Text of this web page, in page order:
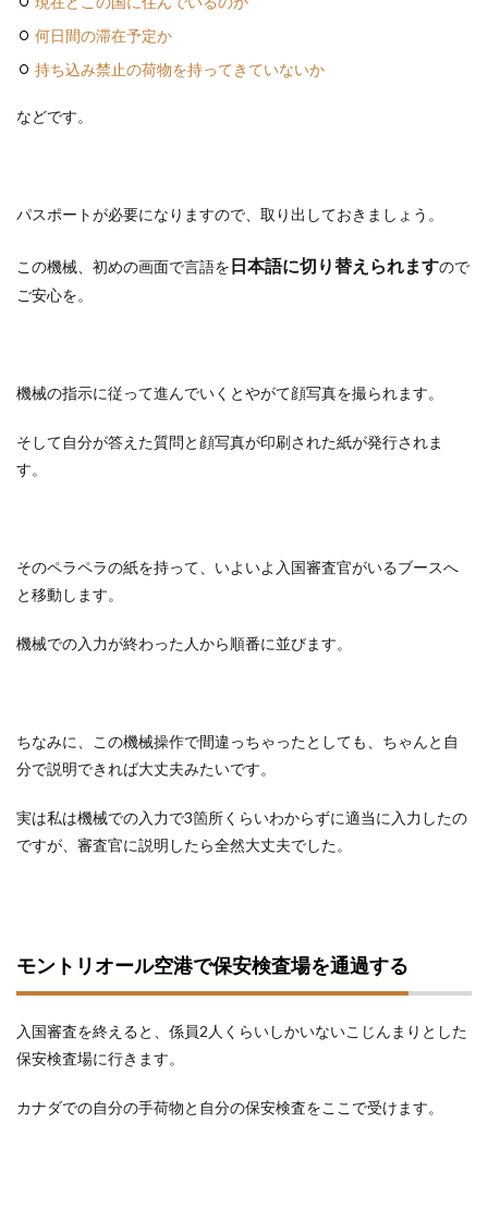
何日間の滞在予定か
持ち込み禁止の荷物を持ってきていないか
などです。
パスポートが必要になりますので、取り出しておきましょう。
この機械、初めの画面で言語を日本語に切り替えられますので
ご安心を。
機械の指示に従って進んでいくとやがて顔写真を撮られます。
そして自分が答えた質問と顔写真が印刷された紙が発行されま
す。
そのペラペラの紙を持って、いよいよ入国審査官がいるブースへ
と移動します。
機械での入力が終わった人から順番に並びます。
ちなみに、この機械操作で間違っちゃったとしても、ちゃんと自
分で説明できれば大丈夫みたいです。
実は私は機械での入力で3箇所くらいわからずに適当に入力したの
ですが、審査官に説明したら全然大丈夫でした。
モントリオール空港で保安検査場を通過する
入国審査を終えると、係員2人くらいしかいないこじんまりとした
保安検査場に行きます。
カナダでの自分の手荷物と自分の保安検査をここで受けます。